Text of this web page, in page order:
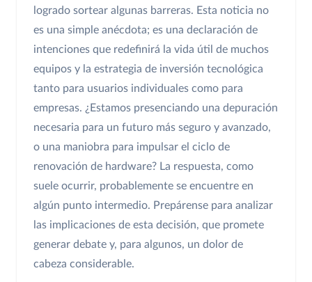
logrado sortear algunas barreras. Esta noticia no
es una simple anécdota; es una declaración de
intenciones que redefinirá la vida útil de muchos
equipos y la estrategia de inversión tecnológica
tanto para usuarios individuales como para
empresas. ¿Estamos presenciando una depuración
necesaria para un futuro más seguro y avanzado,
o una maniobra para impulsar el ciclo de
renovación de hardware? La respuesta, como
suele ocurrir, probablemente se encuentre en
algún punto intermedio. Prepárense para analizar
las implicaciones de esta decisión, que promete
generar debate y, para algunos, un dolor de
cabeza considerable.